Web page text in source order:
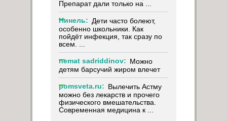
Препарат дали только на ...
Нинель: Дети часто болеют,
особенно школьники. Как
пойдёт инфекция, так сразу по
всем. ...
nemat sadriddinov: Можно
детям барсучий жиром влечет
pomsveta.ru: Вылечить Астму
можно без лекарств и прочего
физического вмешательства.
Современная медицина к ...